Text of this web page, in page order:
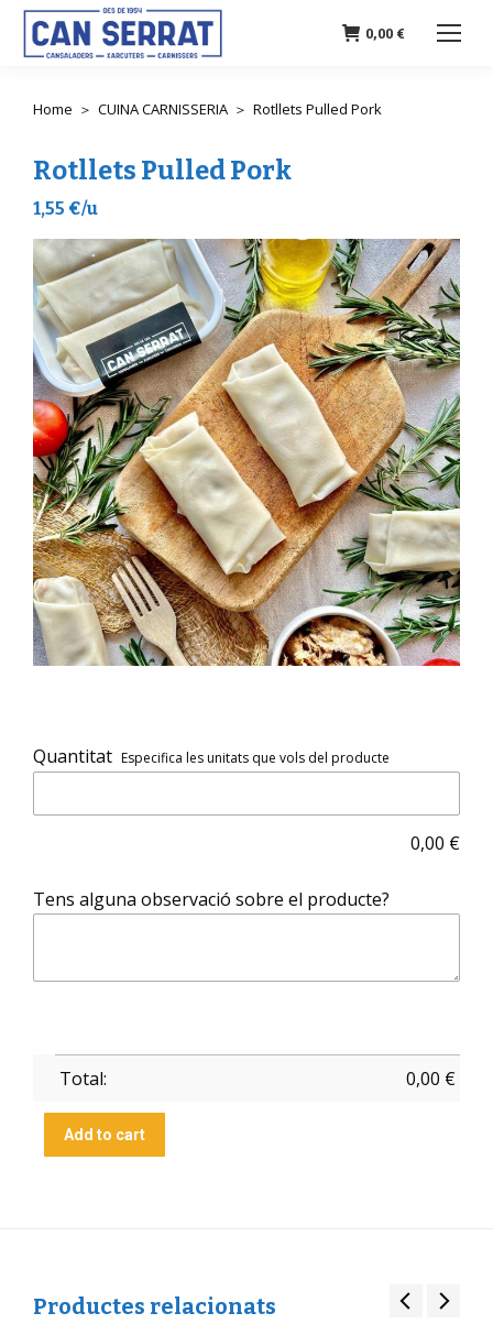
0,00 €
You are here:
Home CUINA CARNISSERIA Rotllets Pulled Pork
Rotllets Pulled Pork
1,55 €/u
Quantitat Especifica les unitats que vols del producte
0,00 €
Tens alguna observació sobre el producte?
Total: 0,00 €
Add to cart
Productes relacionats